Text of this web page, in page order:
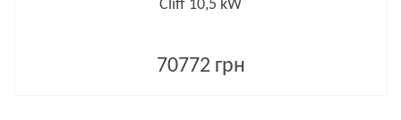
Cliff 10,5 kW
70772 грн